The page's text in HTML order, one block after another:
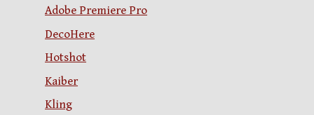
Adobe Premiere Pro
DecoHere
Hotshot
Kaiber
Kling